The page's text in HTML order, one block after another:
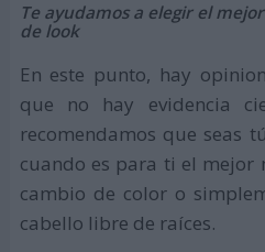
Te ayudamos a elegir el
de look
En este punto, hay
que no hay evidencia
recomendamos que seas
cuando es para ti el mejor
cambio de color o
cabello libre de raíces.